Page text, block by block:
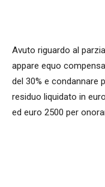
Avuto riguardo al
appare equo
del 30% e condannare
residuo liquidato in
ed euro 2500 per